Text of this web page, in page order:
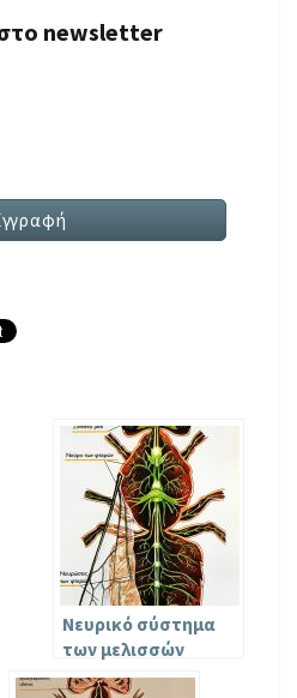
newsletter
Νευρικό σύστημα
των μελισσών